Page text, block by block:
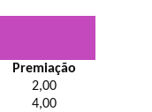
Premiação
2,00
4,00